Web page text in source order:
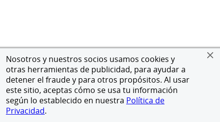
Nosotros y nuestros socios usamos cookies y
otras herramientas de publicidad, para ayudar a
detener el fraude y para otros propósitos. Al usar
este sitio, aceptas cómo se usa tu información
según lo establecido en nuestra Política de
Privacidad.